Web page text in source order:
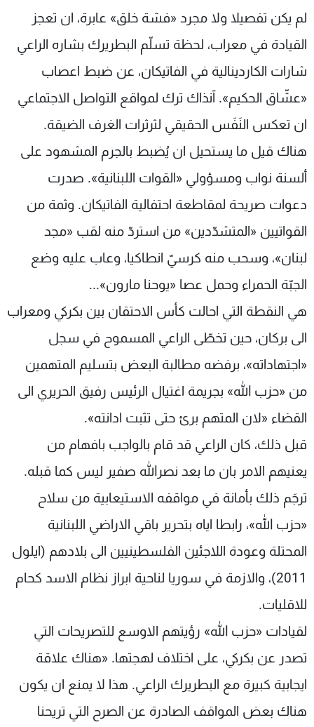
لم يكن تفصيلا ولا مجرد «فشة خلق» عابرة، ان تعجز
القيادة في معراب، لحظة تسلّم البطريرك بشاره الراعي
شارات الكاردينالية في الفاتيكان، عن ضبط اعصاب
«عشّاق الحكيم». آنذاك ترك لمواقع التواصل الاجتماعي
ان تعكس النَفَس الحقيقي لثرثرات الغرف الضيقة.
هناك قيل ما يستحيل ان يُضبط بالجرم المشهود على
ألسنة نواب ومسؤولي «القوات اللبنانية». صدرت
دعوات صريحة لمقاطعة احتفالية الفاتيكان. وثمة من
القواتيين «المتشدّدين» من استردّ منه لقب «مجد
لبنان»، وسحب منه كرسيّ انطاكيا، وعاب عليه وضع
الجبّة الحمراء وحمل عصا «يوحنا مارون»...
هي النقطة التي احالت كأس الاحتقان بين بكركي ومعراب
الى بركان، حين تخطّى الراعي المسموح في سجل
«اجتهاداته»، برفضه مطالبة البعض بتسليم المتهمين
من «حزب الله» بجريمة اغتيال الرئيس رفيق الحريري الى
القضاء «لان المتهم برئ حتى تثبت ادانته».
قبل ذلك، كان الراعي قد قام بالواجب بافهام من
يعنيهم الامر بان ما بعد نصرالله صفير ليس كما قبله.
ترجَم ذلك بأمانة في مواقفه الاستيعابية من سلاح
«حزب الله»، رابطا اياه بتحرير باقي الاراضي اللبنانية
المحتلة وعودة اللاجئين الفلسطينيين الى بلادهم (ايلول
2011)، والازمة في سوريا لناحية ابراز نظام الاسد كحام
للاقليات.
لقيادات «حزب الله» رؤيتهم الاوسع للتصريحات التي
تصدر عن بكركي، على اختلاف لهجتها. «هناك علاقة
ايجابية كبيرة مع البطريرك الراعي. هذا لا يمنع ان يكون
هناك بعض المواقف الصادرة عن الصرح التي تريحنا